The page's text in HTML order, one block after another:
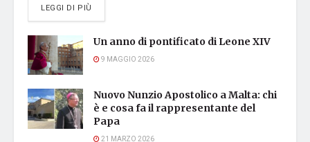
LEGGI DI PIÙ
Un anno di pontificato di Leone XIV
9 MAGGIO 2026
Nuovo Nunzio Apostolico a Malta: chi
è e cosa fa il rappresentante del
Papa
21 MARZO 2026